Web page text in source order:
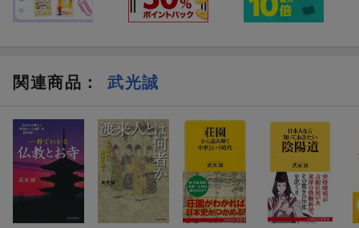
関連商品 ： 武光誠